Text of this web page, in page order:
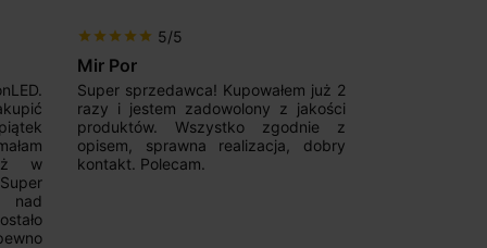
w
nad
star star star star star 5/5
Mir Por
Super sprzedawca! Kupowałem już 2
razy i jestem zadowolony z jakości
produktów. Wszystko zgodnie z
opisem, sprawna realizacja, dobry
kontakt. Polecam.